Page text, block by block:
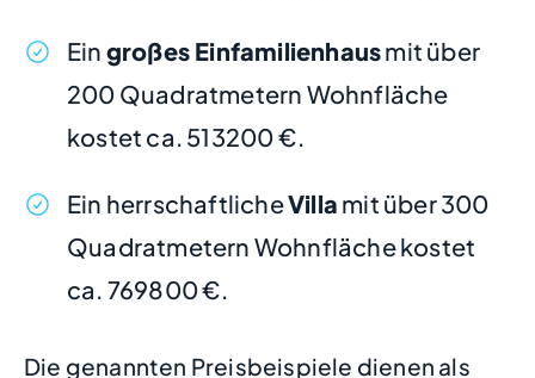
Ein großes Einfamilienhausmit über
200 Quadratmetern Wohnfläche
kostet ca. 513200 €.
Ein herrschaftlicheVilla mit über 300
Quadratmetern Wohnfläche kostet
ca. 769800 €.
Die genannten Preisbeispiele dienen als